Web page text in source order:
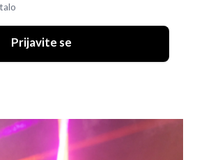
Prijavite se